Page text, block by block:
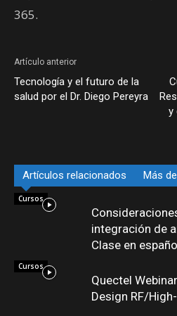
365.
Artículo anterior
Tecnología y el futuro de la
salud por el Dr. Diego Pereyra
y
Artículos relacionados Más
Cursos
integración de
Clase en
Cursos
Quectel
Design RF/